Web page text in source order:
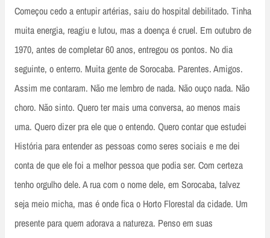
Começou cedo a entupir artérias, saiu do hospital debilitado. Tinha
muita energia, reagiu e lutou, mas a doença é cruel. Em outubro de
1970, antes de completar 60 anos, entregou os pontos. No dia
seguinte, o enterro. Muita gente de Sorocaba. Parentes. Amigos.
Assim me contaram. Não me lembro de nada. Não ouço nada. Não
choro. Não sinto. Quero ter mais uma conversa, ao menos mais
uma. Quero dizer pra ele que o entendo. Quero contar que estudei
História para entender as pessoas como seres sociais e me dei
conta de que ele foi a melhor pessoa que podia ser. Com certeza
tenho orgulho dele. A rua com o nome dele, em Sorocaba, talvez
seja meio micha, mas é onde fica o Horto Florestal da cidade. Um
presente para quem adorava a natureza. Penso em suas